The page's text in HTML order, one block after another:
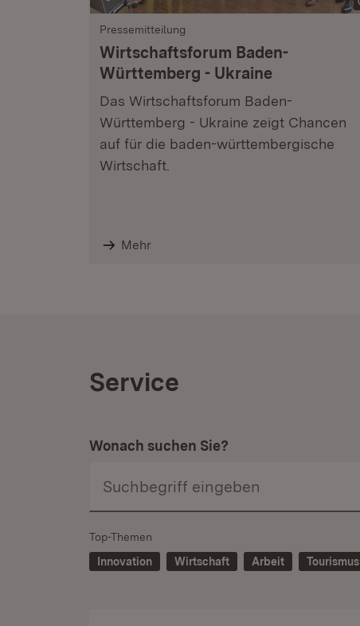
Pressemitteilung
Wirtschaftsforum Baden-
Württemberg - Ukraine
Das Wirtschaftsforum Baden-
Württemberg - Ukraine zeigt Chancen
auf für die baden-württembergische
Wirtschaft.
Mehr
Service
Wonach suchen Sie?
Top-Themen
Innovation
Wirtschaft Arbeit Tourismus